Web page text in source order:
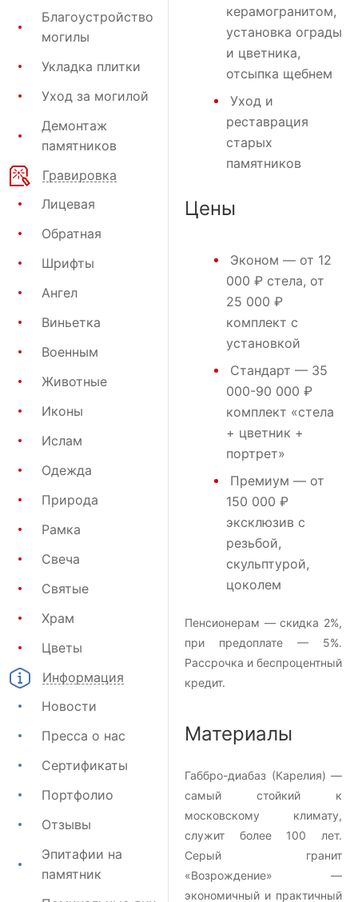
Благоустройство
могилы
Укладка плитки
Уход за могилой
Демонтаж
памятников
Гравировка
Лицевая
Обратная
Шрифты
Ангел
Виньетка
Военным
Животные
Иконы
Ислам
Одежда
Природа
Рамка
Свеча
Святые
Храм
Цветы
Информация
Новости
Пресса о нас
Сертификаты
Портфолио
Отзывы
Эпитафии на
памятник
керамогранитом,
установка ограды
и цветника,
отсыпка щебнем
Уход и
реставрация
старых
памятников
Цены
Эконом — от 12
000 ₽ стела, от
25 000 ₽
комплект с
установкой
Стандарт — 35
000-90 000 ₽
комплект «стела
+ цветник +
портрет»
Премиум — от
150 000 ₽
эксклюзив с
резьбой,
скульптурой,
цоколем
Пенсионерам — скидка 2%,
при предоплате — 5%.
Рассрочка и беспроцентный
кредит.
Материалы
Габбро-диабаз (Карелия) —
самый стойкий к
московскому климату,
служит более 100 лет.
Серый гранит
«Возрождение» —
экономичный и практичный